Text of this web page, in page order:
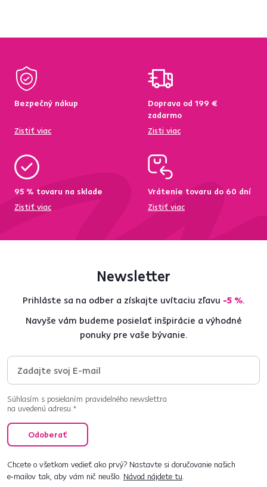
Bezpečný nákup
Zistiť viac
Doprava od 199 €
zadarmo
Zisti viac
95 % tovaru na sklade
Zistiť viac
Vrátenie tovaru do 60 dní
Zistiť viac
Newsletter
Prihláste sa na odber a získajte uvítaciu zľavu -5 %.
Navyše vám budeme posielať inšpirácie a výhodné
ponuky pre vaše bývanie.
Súhlasím s posielaním pravidelného newslettra
na uvedenú adresu.*
Odoberať
Chcete o všetkom vedieť ako prvý? Nastavte si doručovanie našich
e‑mailov tak, aby vám nič neušlo. Návod nájdete tu.